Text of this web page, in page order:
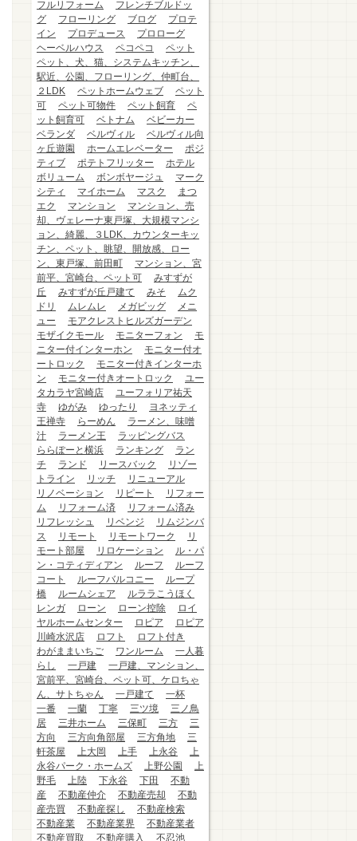
フルリフォーム
フレンチブルドッ
グ
フローリング ブログ
プロテ
イン
プロデュース
プロローグ
ヘーベルハウス
ペコペコ
ペット
ペット、犬、猫、システムキッチン、
駅近、公園、フローリング、仲町台、
２LDK
ペットホームウェブ
ペット
可
ペット可物件 ペット飼育
ペ
ット飼育可
ベトナム
ベビーカー
ベランダ
ベルヴィル
ベルヴィル向
ヶ丘遊園
ホームエレベーター
ポジ
ティブ
ポテトフリッター
ホテル
ボリューム
ボンボヤージュ
マーク
シティ
マイホーム マスク
まつ
エク
マンション
マンション、売
却、ヴェレーナ東戸塚、大規模マンシ
ョン、綺麗、３LDK、カウンターキッ
チン、ペット、眺望、開放感、ロー
ン、東戸塚、前田町
マンション、宮
前平、宮崎台、ペット可
みすずが
丘
みすずが丘戸建て みそ
ムク
ドリ
ムレムレ メガビッグ
メニ
ュー
モアクレストヒルズガーデン
モザイクモール
モニターフォン
モ
ニター付インターホン
モニター付オ
ートロック
モニター付きインターホ
ン
モニター付きオートロック
ユー
タカラヤ宮崎店
ユーフォリア祐天
寺
ゆがみ ゆったり
ヨネッティ
王禅寺
らーめん
ラーメン、味噌
汁
ラーメン王
ラッピングバス
ららぽーと横浜
ランキング
ラン
チ
ランド リースバック
リゾー
トライン
リッチ
リニューアル
リノベーション
リピート
リフォー
ム
リフォーム済
リフォーム済み
リフレッシュ
リベンジ
リムジンバ
ス
リモート リモートワーク
リ
モート部屋
リロケーション
ル・パ
ン・コティディアン
ルーフ
ルーフ
コート
ルーフバルコニー
ループ
橋
ルームシェア
ルララこうほく
レンガ
ローン ローン控除
ロイ
ヤルホームセンター
ロピア
ロピア
川崎水沢店
ロフト
ロフト付き
わがままいちご
ワンルーム
一人暮
らし
一戸建
一戸建、マンション、
宮前平、宮崎台、ペット可、ケロちゃ
ん、サトちゃん
一戸建て
一杯
一番
一蘭 丁寧 三ツ境
三ノ鳥
居
三井ホーム 三保町 三方
三
方向
三方向角部屋 三方角地
三
軒茶屋
上大岡 上手 上永谷
上
永谷パーク・ホームズ
上野公園
上
野毛
上陸 下永谷 下田
不動
産
不動産仲介 不動産売却
不動
産売買
不動産探し
不動産検索
不動産業
不動産業界
不動産業者
不動産買取
不動産購入
不忍池